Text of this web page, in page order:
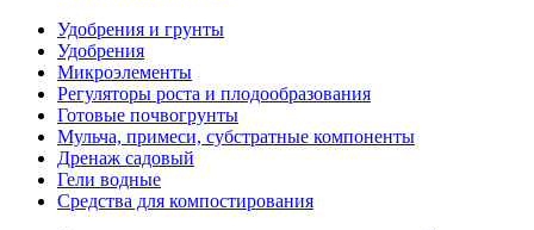
Удобрения и грунты
Удобрения
Микроэлементы
Регуляторы роста и плодообразования
Готовые почвогрунты
Мульча, примеси, субстратные компоненты
Дренаж садовый
Гели водные
Средства для компостирования